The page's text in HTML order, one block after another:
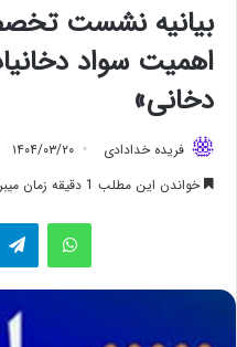
بیانیه نشست
اهمیت سواد
دخانی»
فریده خدادادی ۱۴۰۴/۰۳/۲۰
خواندن این مطلب 1 دقیقه زمان میبرد
واتس آپ